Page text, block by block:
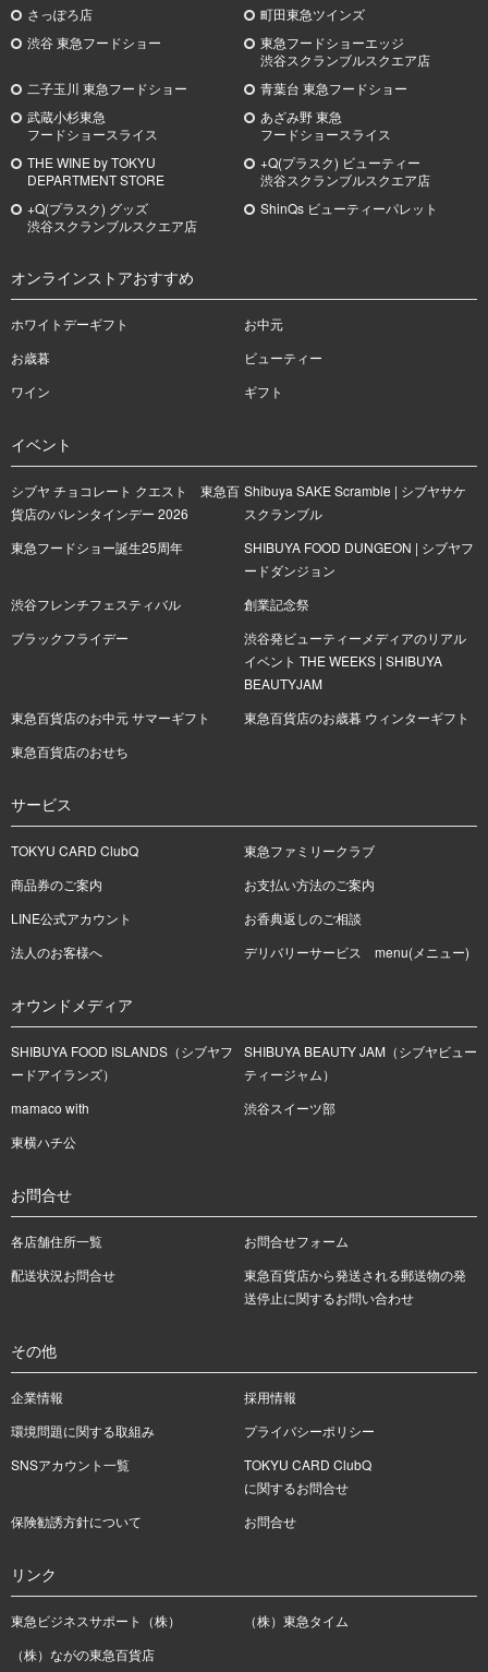
さっぽろ店
町田東急ツインズ
渋谷 東急フードショー
東急フードショーエッジ
渋谷スクランブルスクエア店
二子玉川 東急フードショー
青葉台 東急フードショー
武蔵小杉東急
フードショースライス
あざみ野東急
フードショースライス
THE WINE by TOKYU
DEPARTMENT STORE
+Q(プラスク) ビューティー
渋谷スクランブルスクエア店
+Q(プラスク) グッズ
渋谷スクランブルスクエア店
ShinQs ビューティーパレット
オンラインストアおすすめ
ホワイトデーギフト
お中元
お歳暮
ビューティー
ワイン
ギフト
イベント
シブヤ チョコレート クエスト 東急百
貨店のバレンタインデー 2026
Shibuya SAKE Scramble | シブヤサケ
スクランブル
東急フードショー誕生25周年
SHIBUYA FOOD DUNGEON | シブヤフ
ードダンジョン
渋谷フレンチフェスティバル
創業記念祭
ブラックフライデー
渋谷発ビューティーメディアのリアル
イベント THE WEEKS | SHIBUYA
BEAUTYJAM
東急百貨店のお中元 サマーギフト
東急百貨店のお歳暮 ウィンターギフト
東急百貨店のおせち
サービス
TOKYU CARD ClubQ
東急ファミリークラブ
商品券のご案内
お支払い方法のご案内
LINE公式アカウント
お香典返しのご相談
法人のお客様へ
デリバリーサービス menu(メニュー)
オウンドメディア
SHIBUYA FOOD ISLANDS（シブヤフ
ードアイランズ）
SHIBUYA BEAUTY JAM（シブヤビュー
ティージャム）
mamaco with
渋谷スイーツ部
東横ハチ公
お問合せ
各店舗住所一覧
お問合せフォーム
配送状況お問合せ
東急百貨店から発送される郵送物の発
送停止に関するお問い合わせ
その他
企業情報
採用情報
環境問題に関する取組み
プライバシーポリシー
SNSアカウント一覧
TOKYU CARD ClubQ
に関するお問合せ
保険勧誘方針について
お問合せ
リンク
東急ビジネスサポート（株）
（株）東急タイム
（株）ながの東急百貨店